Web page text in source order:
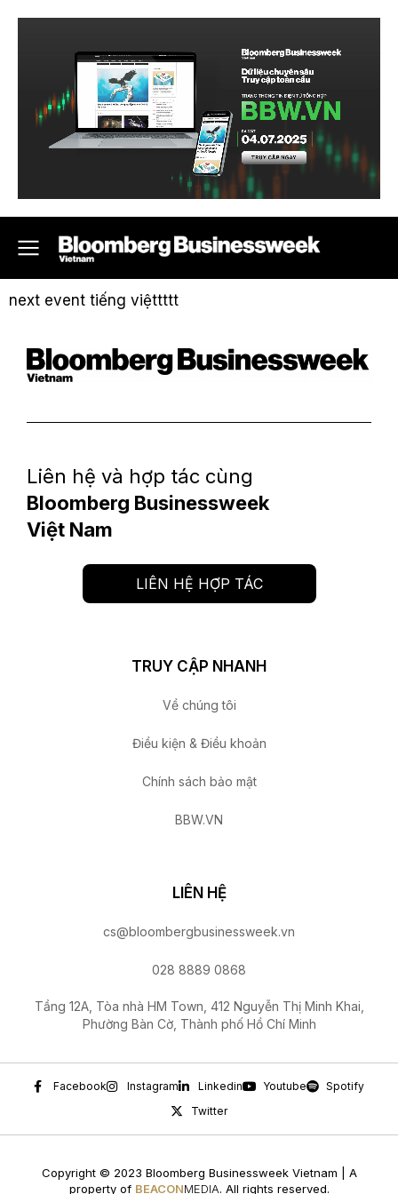
next event tiếng việttttt
Liên hệ và hợp tác cùng
Bloomberg Businessweek
Việt Nam
LIÊN HỆ HỢP TÁC
TRUY CẬP NHANH
Về chúng tôi
Điều kiện & Điều khoản
Chính sách bảo mật
BBW.VN
LIÊN HỆ
cs@bloombergbusinessweek.vn
028 8889 0868
Tầng 12A, Tòa nhà HM Town, 412 Nguyễn Thị Minh Khai,
Phường Bàn Cờ, Thành phố Hồ Chí Minh
Facebook Instagram Linkedin Youtube
Spotify
Twitter
Copyright © 2023 Bloomberg Businessweek Vietnam | A
property of BEACONMEDIA. All rights reserved.